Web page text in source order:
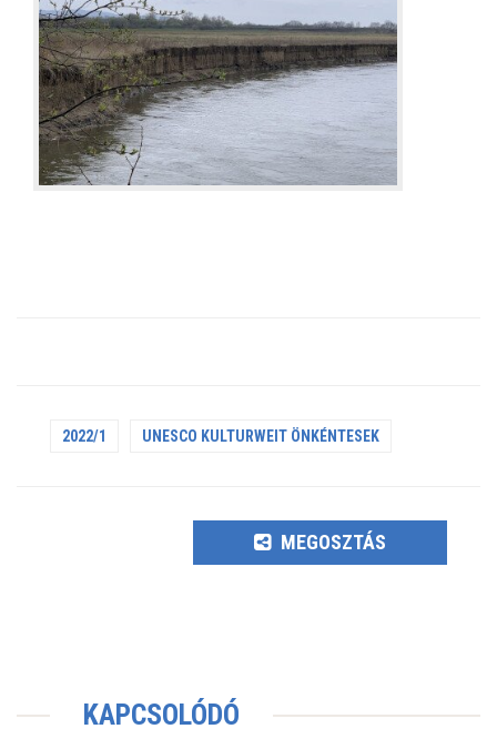
2022/1 UNESCO KULTURWEIT ÖNKÉNTESEK
MEGOSZTÁS
KAPCSOLÓDÓ